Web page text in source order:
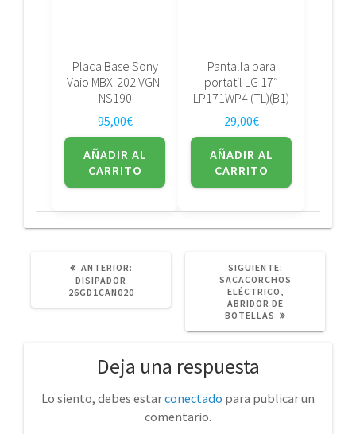
Placa Base Sony
Vaio MBX-202 VGN-
NS190
95,00€
AÑADIR AL
CARRITO
Pantalla para
portatil LG 17″
LP171WP4 (TL)(B1)
29,00€
AÑADIR AL
CARRITO
ANTERIOR:
DISIPADOR
26GD1CAN020
SIGUIENTE:
POST:
SACACORCHOS
ELÉCTRICO,
ABRIDOR DE
BOTELLAS
Deja una respuesta
Lo siento, debes estarconectado para publicar un
comentario.